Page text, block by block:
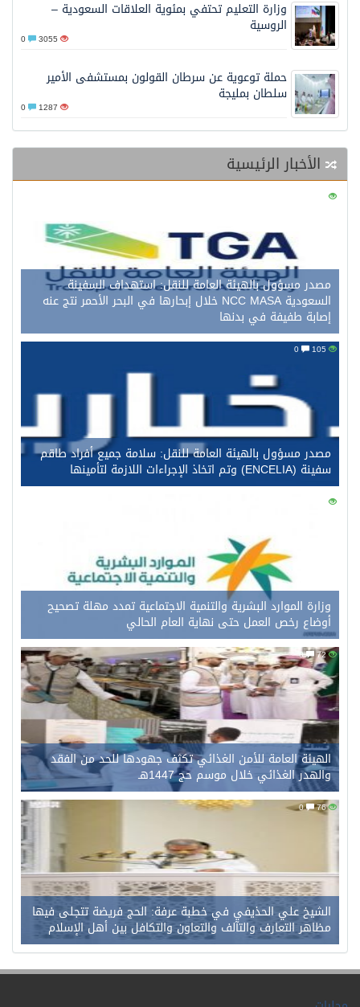
وزارة التعليم تحتفي بمئوية العلاقات السعودية –
الروسية
3055
حملة توعوية عن سرطان القولون بمستشفى الأمير
سلطان بمليجة
1287
الأخبار الرئيسية
121
مصدر مسؤول بالهيئة العامة للنقل: استهداف السفينة
السعودية NCC MASA خلال إبحارها في البحر الأحمر نتج عنه
إصابة طفيفة في بدنها
مصدر مسؤول بالهيئة العامة للنقل: سلامة جميع أفراد طاقم
سفينة (ENCELIA) وتم اتخاذ الإجراءات اللازمة لتأمينها
90
وزارة الموارد البشرية والتنمية الاجتماعية تمدد مهلة تصحيح
أوضاع رخص العمل حتى نهاية العام الحالي
72
0
الهيئة العامة للأمن الغذائي تكثف جهودها للحد من الفقد
والهدر الغذائي خلال موسم حج 1447هـ
76
0
الشيخ علي الحذيفي في خطبة عرفة: الحج فريضة تتجلى فيها
مظاهر التعارف والتآلف والتعاون والتكافل بين أهل الإسلام